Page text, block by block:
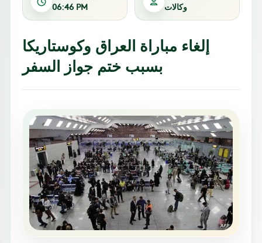
06:46 PM وكالات
إلغاء مباراة العراق وكوستاريكا
بسبب ختم جواز السفر